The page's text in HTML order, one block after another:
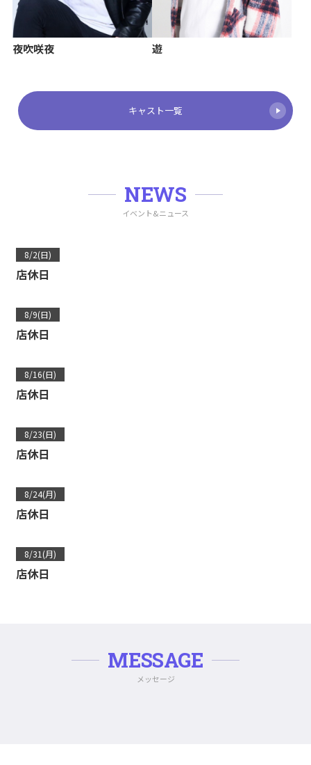
夜吹咲夜 遊
キャスト一覧
NEWS
イベント&ニュース
8/2(日)
店休日
8/9(日)
店休日
8/16(日)
店休日
8/23(日)
店休日
8/24(月)
店休日
8/31(月)
店休日
MESSAGE
メッセージ